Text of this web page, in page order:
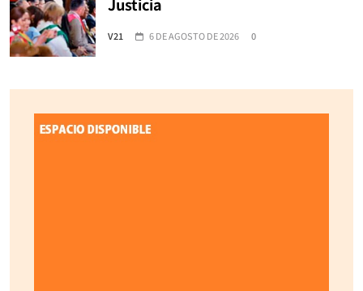
Justicia
V21 6 DE AGOSTO DE 2026 0